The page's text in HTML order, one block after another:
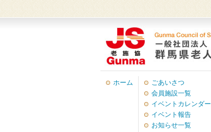
ホーム
ごあいさつ
会員施設一覧
イベントカレンダー
イベント報告
お知らせ一覧